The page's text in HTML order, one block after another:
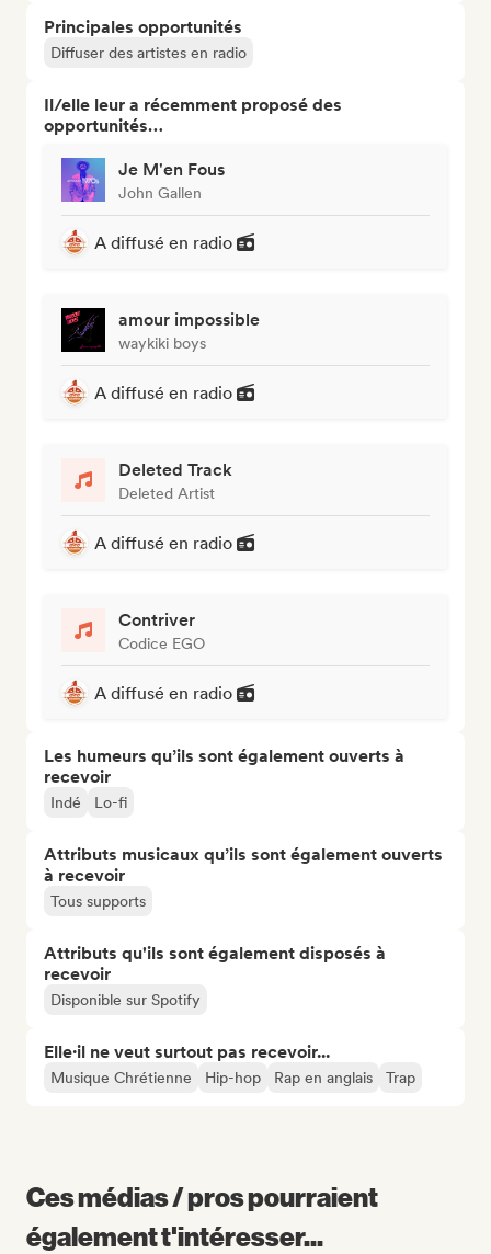
Principales opportunités
Diffuser des artistes en radio
Il/elle leur a récemment proposé des
opportunités…
Je M'en Fous
John Gallen
A diffusé en radio
amour impossible
waykiki boys
A diffusé en radio
Deleted Track
Deleted Artist
A diffusé en radio
Contriver
Codice EGO
A diffusé en radio
Les humeurs qu’ils sont également ouverts à
recevoir
Indé Lo-fi
Attributs musicaux qu’ils sont également ouverts
à recevoir
Tous supports
Attributs qu'ils sont également disposés à
recevoir
Disponible sur Spotify
Elle·il ne veut surtout pas recevoir...
Musique Chrétienne Hip-hop Rap en anglais Trap
Ces médias / pros pourraient
également t'intéresser...